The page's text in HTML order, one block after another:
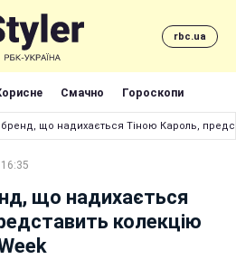
rbc.ua
Смачно Гороскопи
бренд, що надихається Тіною Кароль,
що надихається
колекцію